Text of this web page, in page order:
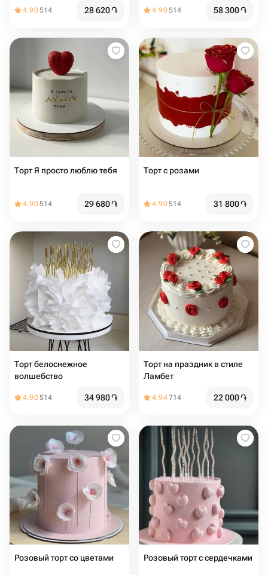
4.90514 28 620֏ 4.90514 58 300֏
Торт Я просто люблю тебя
4.90514 29 680֏
Торт с розами
4.90514 31 800֏
Торт белоснежное
волшебство
4.90514 34 980֏
Торт на праздник в стиле
Ламбет
4.94714 22 000֏
Розовый торт со цветами Розовый торт с сердечками